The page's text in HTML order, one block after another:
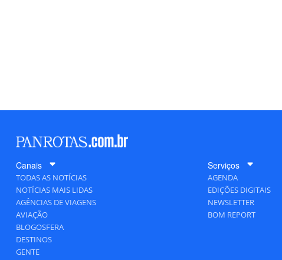
Canais
TODAS AS NOTÍCIAS
NOTÍCIAS MAIS LIDAS
AGÊNCIAS DE VIAGENS
AVIAÇÃO
BLOGOSFERA
DESTINOS
GENTE
Serviços
AGENDA
EDIÇÕES DIGITAIS
NEWSLETTER
BOM REPORT